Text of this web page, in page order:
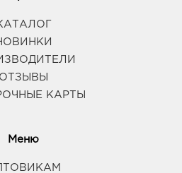
ОТЗЫВЫ
КАРТЫ
Меню